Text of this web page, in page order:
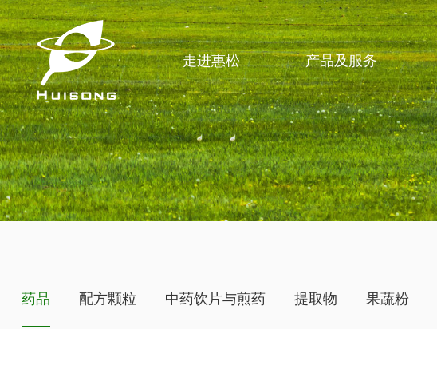
走进惠松 产品及服务
药品 配方颗粒 中药饮片与煎药 提取物 果蔬粉